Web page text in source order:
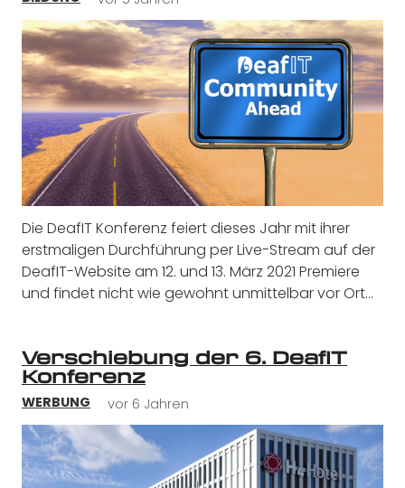
Die DeafIT Konferenz feiert dieses Jahr mit ihrer
erstmaligen Durchführung per Live-Stream auf der
DeafIT-Website am 12. und 13. März 2021 Premiere
und findet nicht wie gewohnt unmittelbar vor Ort…
Verschiebung der 6. DeafIT
Konferenz
WERBUNG vor 6 Jahren